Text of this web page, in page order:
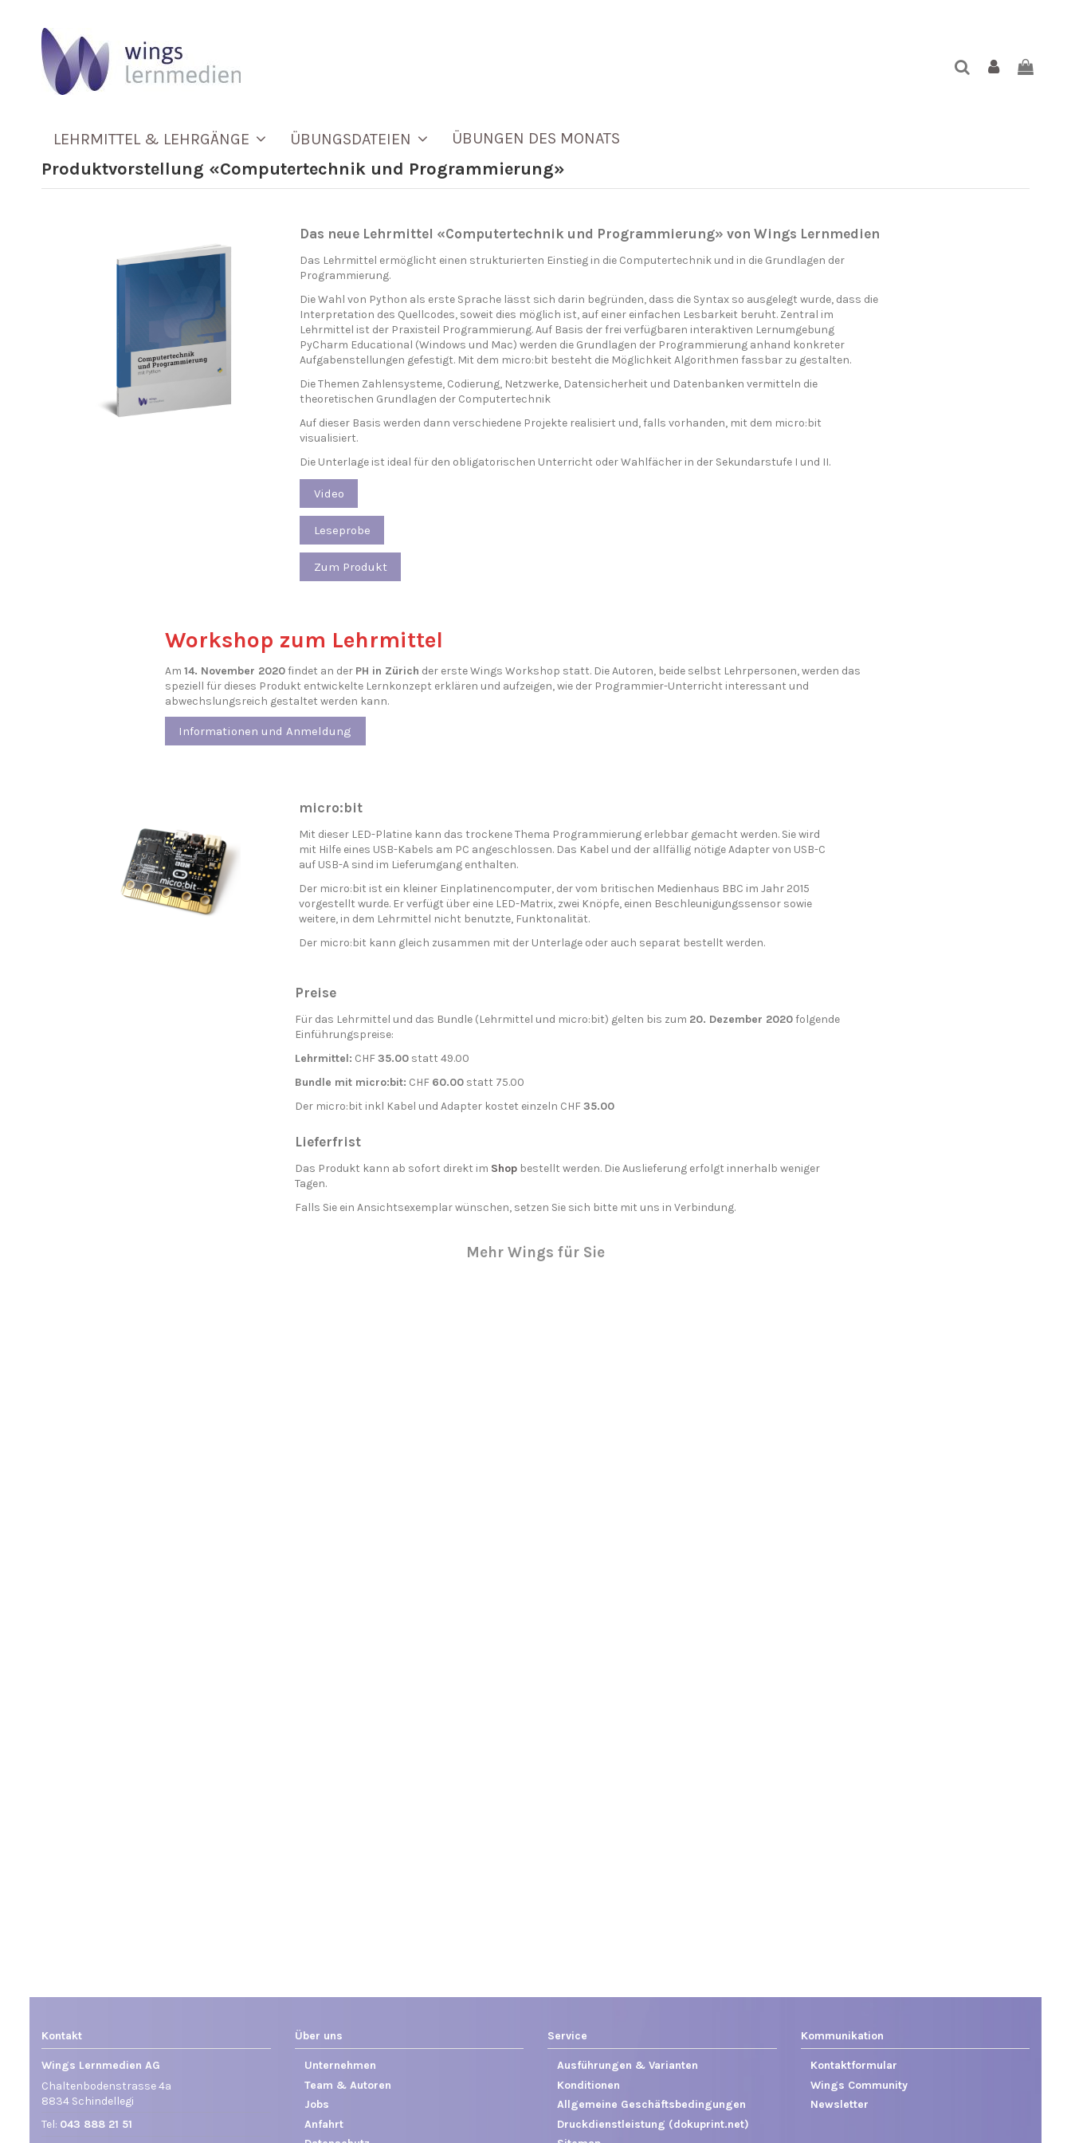
LEHRMITTEL & LEHRGÄNGE ÜBUNGSDATEIEN ÜBUNGEN DES MONATS
Produktvorstellung «Computertechnik und Programmierung»
Das neue Lehrmittel «Computertechnik und Programmierung» von Wings Lernmedien
Das Lehrmittel ermöglicht einen strukturierten Einstieg in die Computertechnik und in die Grundlagen der
Programmierung.
Die Wahl von Python als erste Sprache lässt sich darin begründen, dass die Syntax so ausgelegt wurde, dass die
Interpretation des Quellcodes, soweit dies möglich ist, auf einer einfachen Lesbarkeit beruht. Zentral im
Lehrmittel ist der Praxisteil Programmierung. Auf Basis der frei verfügbaren interaktiven Lernumgebung
PyCharm Educational (Windows und Mac) werden die Grundlagen der Programmierung anhand konkreter
Aufgabenstellungen gefestigt. Mit dem micro:bit besteht die Möglichkeit Algorithmen fassbar zu gestalten.
Die Themen Zahlensysteme, Codierung, Netzwerke, Datensicherheit und Datenbanken vermitteln die
theoretischen Grundlagen der Computertechnik
Auf dieser Basis werden dann verschiedene Projekte realisiert und, falls vorhanden, mit dem micro:bit
visualisiert.
Die Unterlage ist ideal für den obligatorischen Unterricht oder Wahlfächer in der Sekundarstufe I und II.
Video
Leseprobe
Zum Produkt
Workshop zum Lehrmittel
Am 14. November 2020findet an der PH in Zürich der erste Wings Workshop statt. Die Autoren, beide selbst Lehrpersonen, werden das
speziell für dieses Produkt entwickelte Lernkonzept erklären und aufzeigen, wie der Programmier-Unterricht interessant und
abwechslungsreich gestaltet werden kann.
Informationen und Anmeldung
micro:bit
Mit dieser LED-Platine kann das trockene Thema Programmierung erlebbar gemacht werden. Sie wird
mit Hilfe eines USB-Kabels am PC angeschlossen. Das Kabel und der allfällig nötige Adapter von USB-C
auf USB-A sind im Lieferumgang enthalten.
Der micro:bit ist ein kleiner Einplatinencomputer, der vom britischen Medienhaus BBC im Jahr 2015
vorgestellt wurde. Er verfügt über eine LED-Matrix, zwei Knöpfe, einen Beschleunigungssensor sowie
weitere, in dem Lehrmittel nicht benutzte, Funktonalität.
Der micro:bit kann gleich zusammen mit der Unterlage oder auch separat bestellt werden.
Preise
Für das Lehrmittel und das Bundle (Lehrmittel und micro:bit) gelten bis zum 20. Dezember 2020folgende
Einführungspreise:
Lehrmittel: CHF35.00statt 49.00
Bundle mit micro:bit: CHF 60.00statt 75.00
Der micro:bit inkl Kabel und Adapter kostet einzeln CHF35.00
Lieferfrist
Das Produkt kann ab sofort direkt im Shopbestellt werden. Die Auslieferung erfolgt innerhalb weniger
Tagen.
Falls Sie ein Ansichtsexemplar wünschen, setzen Sie sich bitte mit uns in Verbindung.
Mehr Wings für Sie
Kontakt
Wings Lernmedien AG
Chaltenbodenstrasse 4a
8834 Schindellegi
Tel: 043 888 21 51
Über uns
Unternehmen
Team & Autoren
Jobs
Anfahrt
Service
Ausführungen & Varianten
Konditionen
Allgemeine Geschäftsbedingungen
Druckdienstleistung (dokuprint.net)
Kommunikation
Kontaktformular
Wings Community
Newsletter